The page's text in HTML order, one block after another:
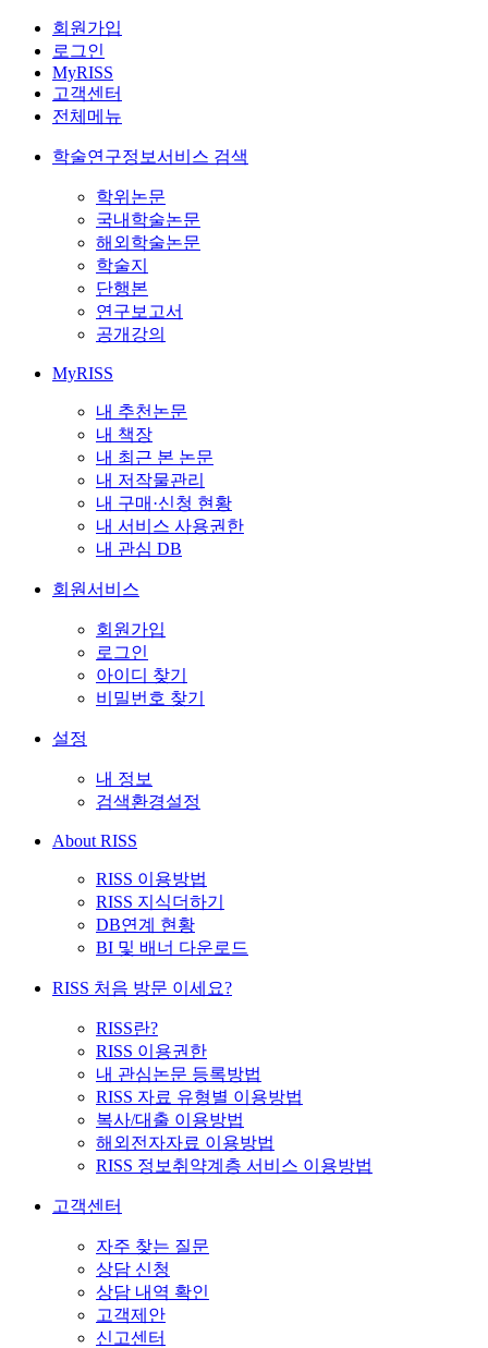
회원가입
로그인
MyRISS
고객센터
전체메뉴
학술연구정보서비스 검색
학위논문
국내학술논문
해외학술논문
학술지
단행본
연구보고서
공개강의
MyRISS
내 추천논문
내 책장
내 최근 본 논문
내 저작물관리
내 구매·신청 현황
내 서비스 사용권한
내 관심 DB
회원서비스
회원가입
로그인
아이디 찾기
비밀번호 찾기
설정
내 정보
검색환경설정
About RISS
RISS 이용방법
RISS 지식더하기
DB연계 현황
BI 및 배너 다운로드
RISS 처음 방문 이세요?
RISS란?
RISS 이용권한
내 관심논문 등록방법
RISS 자료 유형별 이용방법
복사/대출 이용방법
해외전자자료 이용방법
RISS 정보취약계층 서비스 이용방법
고객센터
자주 찾는 질문
상담 신청
상담 내역 확인
고객제안
신고센터